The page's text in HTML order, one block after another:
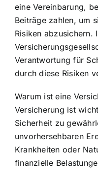
eine Vereinbarung,
Beiträge zahlen, um
Risiken abzusichern.
Verantwortung für
durch diese Risiken
Warum ist eine
Versicherung ist
Sicherheit zu
unvorhersehbaren
Krankheiten oder
finanzielle